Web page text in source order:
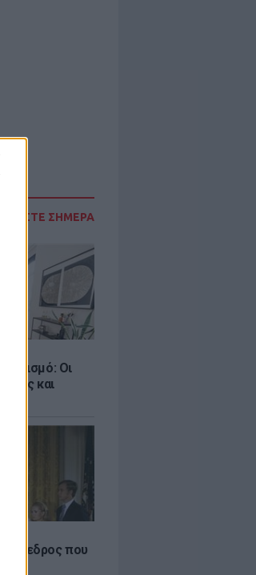
ΣΗΜΕΡΑ
Οι
και
πρόεδρος που